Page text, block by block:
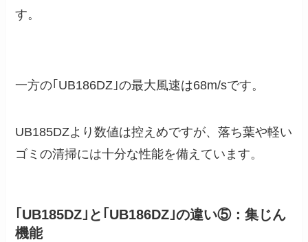
す。
一方の｢UB186DZ｣の最大風速は68m/sです。
UB185DZより数値は控えめですが、落ち葉や軽い
ゴミの清掃には十分な性能を備えています。
｢UB185DZ｣と｢UB186DZ｣の違い⑤：集じん
機能